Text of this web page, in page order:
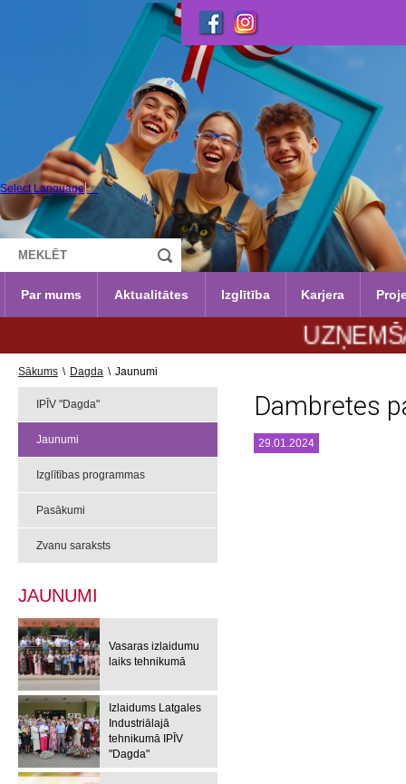
Select Language ▼
Par mums Aktualitātes Izglītība Karjera
Sākums \ Dagda \ Jaunumi
IPĪV "Dagda"
Jaunumi
Izglītības programmas
Pasākumi
Zvanu saraksts
JAUNUMI
Vasaras izlaidumu
laiks tehnikumā
Izlaidums Latgales
Industriālajā
tehnikumā IPĪV
"Dagda"
Dambretes
29.01.2024